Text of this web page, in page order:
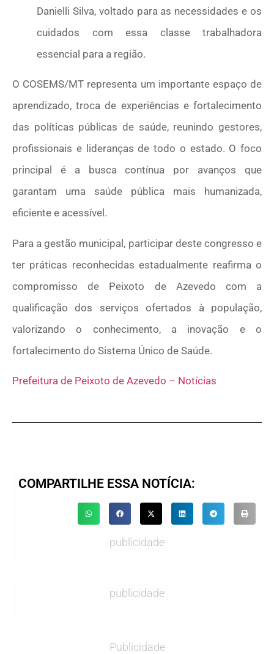
Danielli Silva, voltado para as necessidades e os
cuidados com essa classe trabalhadora
essencial para a região.
O COSEMS/MT representa um importante espaço de
aprendizado, troca de experiências e fortalecimento
das políticas públicas de saúde, reunindo gestores,
profissionais e lideranças de todo o estado. O foco
principal é a busca contínua por avanços que
garantam uma saúde pública mais humanizada,
eficiente e acessível.
Para a gestão municipal, participar deste congresso e
ter práticas reconhecidas estadualmente reafirma o
compromisso de Peixoto de Azevedo com a
qualificação dos serviços ofertados à população,
valorizando o conhecimento, a inovação e o
fortalecimento do Sistema Único de Saúde.
Prefeitura de Peixoto de Azevedo – Notícias
COMPARTILHE ESSA NOTÍCIA:
publicidade
publicidade
Publicidade